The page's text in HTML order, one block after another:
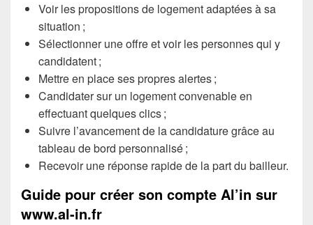
Voir les propositions de logement adaptées à sa
situation ;
Sélectionner une offre et voir les personnes qui y
candidatent ;
Mettre en place ses propres alertes ;
Candidater sur un logement convenable en
effectuant quelques clics ;
Suivre l’avancement de la candidature grâce au
tableau de bord personnalisé ;
Recevoir une réponse rapide de la part du bailleur.
Guide pour créer son compte Al’in sur
www.al-in.fr